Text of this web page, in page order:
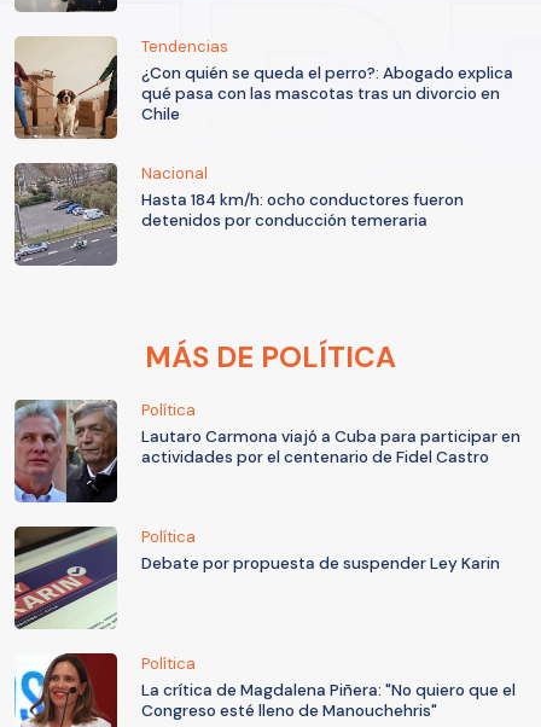
Tendencias
¿Con quién se queda el perro?: Abogado explica
qué pasa con las mascotas tras un divorcio en
Chile
Nacional
Hasta 184 km/h: ocho conductores fueron
detenidos por conducción temeraria
MÁS DE POLÍTICA
Política
Lautaro Carmona viajó a Cuba para participar en
actividades por el centenario de Fidel Castro
Política
Debate por propuesta de suspender Ley Karin
Política
La crítica de Magdalena Piñera: "No quiero que el
Congreso esté lleno de Manouchehris"